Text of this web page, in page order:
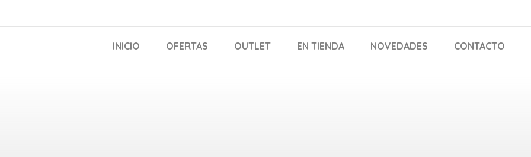
INICIO OFERTAS OUTLET EN TIENDA NOVEDADES CONTACTO